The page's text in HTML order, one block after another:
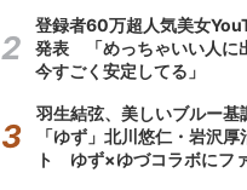
登録者60万超人気美女
発表 「めっちゃいい人に
今すごく安定してる」
羽生結弦、美しいブルー基
「ゆず」北川悠仁・岩沢
ト ゆず×ゆづコラボにフ